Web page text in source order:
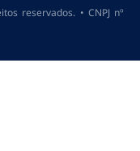
reservados. • CNPJ nº